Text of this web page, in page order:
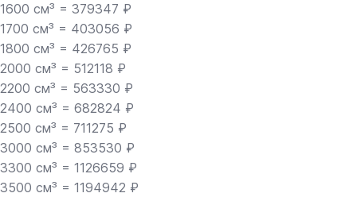
1600 см³ = 379347 ₽
1700 см³ = 403056 ₽
1800 см³ = 426765 ₽
2000 см³ = 512118 ₽
2200 см³ = 563330 ₽
2400 см³ = 682824 ₽
2500 см³ = 711275 ₽
3000 см³ = 853530 ₽
3300 см³ = 1126659 ₽
3500 см³ = 1194942 ₽